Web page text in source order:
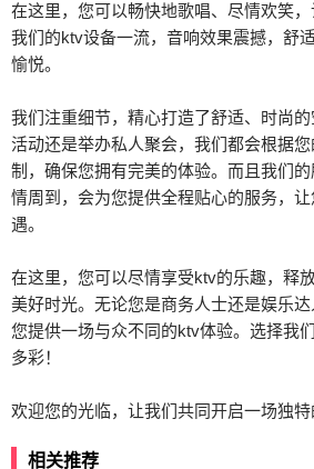
在这里，您可以畅快地歌唱、尽情欢笑
我们的ktv设备一流，音响效果震撼，舒
愉悦。
我们注重细节，精心打造了舒适、时尚
活动还是举办私人聚会，我们都会根据
制，确保您拥有完美的体验。而且我们
情周到，会为您提供全程贴心的服务，
遇。
在这里，您可以尽情享受ktv的乐趣，释
美好时光。无论您是商务人士还是娱乐
您提供一场与众不同的ktv体验。选择我
多彩！
欢迎您的光临，让我们共同开启一场独特
相关推荐